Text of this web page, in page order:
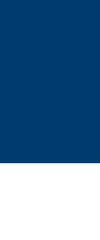
sofrer *A